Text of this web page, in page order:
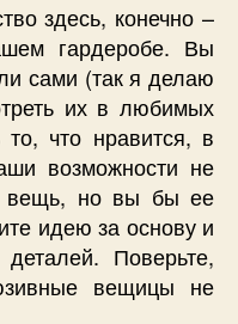
здесь, конечно –
гардеробе. Вы
сами (так я делаю
их в любимых
что нравится, в
возможности не
вещь, но вы бы ее
идею за основу и
Поверьте,
вещицы не